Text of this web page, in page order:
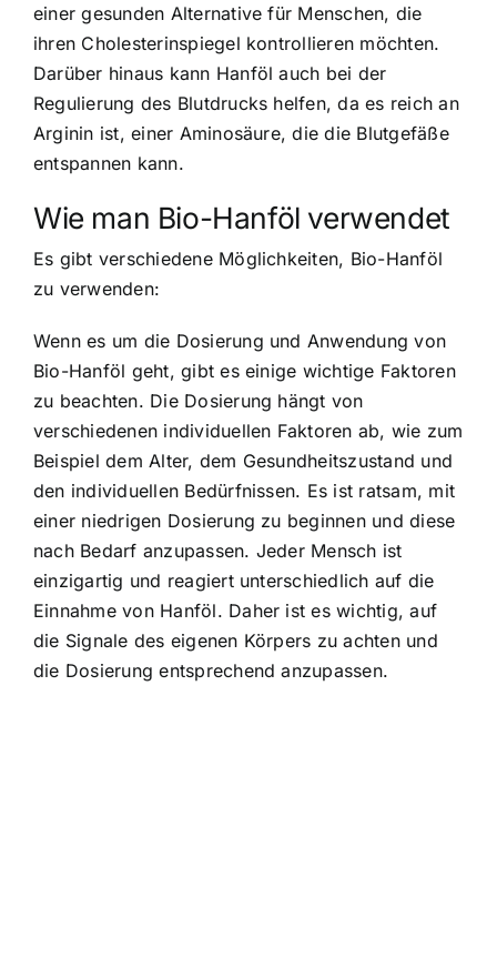
einer gesunden Alternative für Menschen, die
ihren Cholesterinspiegel kontrollieren möchten.
Darüber hinaus kann Hanföl auch bei der
Regulierung des Blutdrucks helfen, da es reich an
Arginin ist, einer Aminosäure, die die Blutgefäße
entspannen kann.
Wie man Bio-Hanföl verwendet
Es gibt verschiedene Möglichkeiten, Bio-Hanföl
zu verwenden:
Wenn es um die Dosierung und Anwendung von
Bio-Hanföl geht, gibt es einige wichtige Faktoren
zu beachten. Die Dosierung hängt von
verschiedenen individuellen Faktoren ab, wie zum
Beispiel dem Alter, dem Gesundheitszustand und
den individuellen Bedürfnissen. Es ist ratsam, mit
einer niedrigen Dosierung zu beginnen und diese
nach Bedarf anzupassen. Jeder Mensch ist
einzigartig und reagiert unterschiedlich auf die
Einnahme von Hanföl. Daher ist es wichtig, auf
die Signale des eigenen Körpers zu achten und
die Dosierung entsprechend anzupassen.